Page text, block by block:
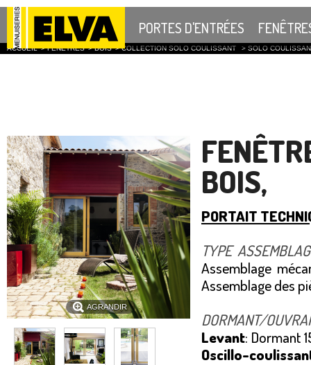
PORTES D'ENTRÉES
ACCUEIL > FENÊTRES > BOIS > COLLECTION SOLO COULISSANT > SOLO
AGRANDIR
BOIS,
PORTAIT
TYPE
Assemblage
Assemblage des
DORMANT/
Levant: Dormant
Oscillo-